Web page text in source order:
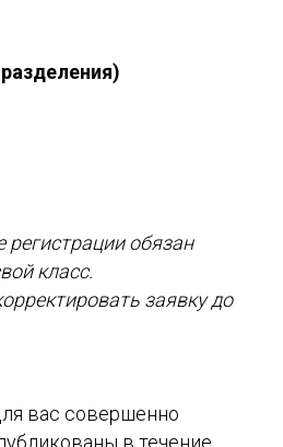
регистрации обязан
класс.
заявку до
вас совершенно
в течение